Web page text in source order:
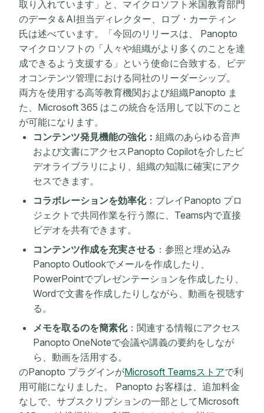
取り入れています」と、マイクロソフト米国教育部門
のデータ＆AI担当ディレクター、ロブ・カーティン
氏は述べています。「今回のリリースは、 Panopto
マイクロソフトの「人々や組織がより多くのことを達
成できるよう支援する」という使命に合致する、ビデ
オコンテンツ管理における同社のリーダーシップ。
両方を使用する高等教育機関および組織Panopto ま
た、Microsoft 365 はこの統合を活用して以下のこと
が可能になります。
コンテンツ発見機能の強化： 組織のあらゆる音声
および文書にアクセスPanopto Copilotを介したビ
デオライブラリにより、組織の知識に確実にアク
セスできます。
コラボレーションを効率化：プレイPanopto プロ
ジェクトで共同作業を行う際に、Teams内で直接
ビデオを共有できます。
コンテンツ作成を充実させる ：参照と埋め込み
Panopto Outlookでメールを作成したり、
PowerPointでプレゼンテーションを作成したり、
Wordで文書を作成したりしながら、動画を視聴す
る。
メモを取るのを簡素化：関連する情報にアクセス
Panopto OneNoteで会議や講義の要約をしなが
ら、動画を活用する。
のPanopto プラグインがMicrosoft Teamsストアで利
用可能になりました。 Panopto お客様は、追加料金
なしで、サブスクリプションの一部としてMicrosoft